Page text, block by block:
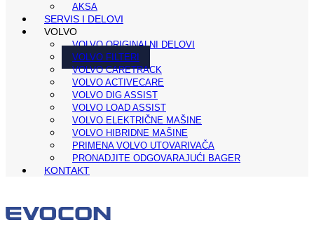
AKSA
SERVIS I DELOVI
VOLVO
VOLVO ORIGINALNI DELOVI
VOLVO FILTERI
VOLVO CARETRACK
VOLVO ACTIVECARE
VOLVO DIG ASSIST
VOLVO LOAD ASSIST
VOLVO ELEKTRIČNE MAŠINE
VOLVO HIBRIDNE MAŠINE
PRIMENA VOLVO UTOVARIVAČA
PRONADJITE ODGOVARAJUĆI BAGER
KONTAKT